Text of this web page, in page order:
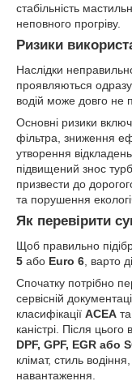
стабільність
неповного прогріву.
Ризики
Наслідки
проявляються
водій може довго не
Основні ризики
фільтра, зниження
утворення
підвищений знос
призвести до
та порушення
Як перевірити
Щоб правильно
5 або Euro 6 , варто
Спочатку потрібно
сервісній
класифікації ACEA
каністрі. Після
DPF, GPF, EGR або
клімат, стиль
навантаження.